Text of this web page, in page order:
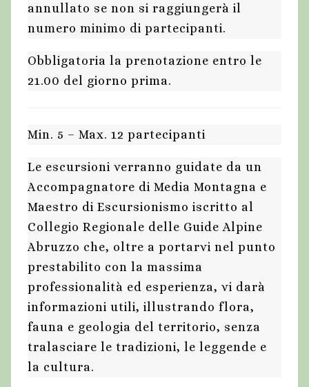
annullato se non si raggiungerà il
numero minimo di partecipanti.
Obbligatoria la prenotazione entro le
21.00 del giorno prima.
Min. 5 – Max. 12 partecipanti
Le escursioni verranno guidate da un
Accompagnatore di Media Montagna e
Maestro di Escursionismo iscritto al
Collegio Regionale delle Guide Alpine
Abruzzo che, oltre a portarvi nel punto
prestabilito con la massima
professionalità ed esperienza, vi darà
informazioni utili, illustrando flora,
fauna e geologia del territorio, senza
tralasciare le tradizioni, le leggende e
la cultura.